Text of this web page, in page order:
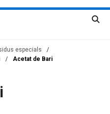
especials
/
/ Acetat de Bari